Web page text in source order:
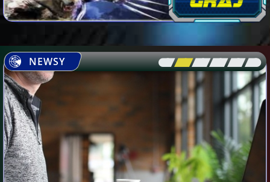
NEWSY [\ \\ \\ \\ \\ \]